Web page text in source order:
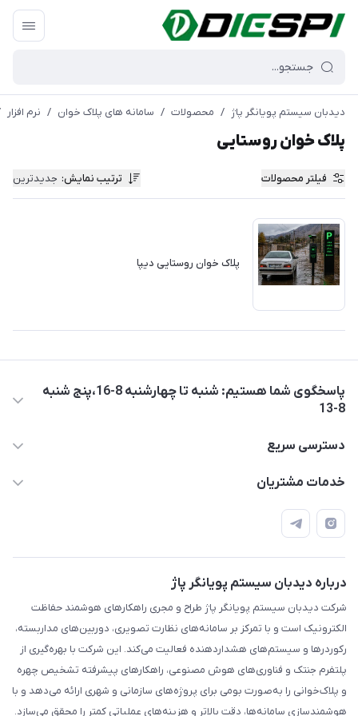
دیدبان سیستم پویانگر پاژ / محصولات / سامانه های پلاک خوان / نرم افزار
پلاک خوان روستایی
فیلتر محصولات ترتیب نمایش: جدیدترین
پلاک خوان روستایی دیپا
پاسخگوی شما هستیم: شنبه تا چهارشنبه 8-16،پنج شنبه
8-13
05137733300
چهارم، واحد14
دسترسی سریع
حساب کاربری
محصولات
درباره ما
خدمات مشتریان
قوانین و مقررات
حریم خصوصی
درباره دیدبان سیستم پویانگر پاژ
شرکت دیدبان سیستم پویانگر پاژ طراح و مجری راهکارهای هوشمند حفاظت
الکترونیک است و با تمرکز بر سامانه‌های نظارت تصویری، دوربین‌های مداربسته،
رکوردرها و سیستم‌های هشداردهنده فعالیت می‌کند. این شرکت با بهره‌گیری از
پلتفرم جنتک و فناوری‌های هوش مصنوعی، راهکارهای پیشرفته تشخیص چهره
و پلاک‌خوانی را به‌صورت بومی برای پروژه‌های سازمانی و شهری ارائه می‌دهد و با
هوشمندسازی سامانه‌ها، دقت بالاتر و هزینه‌های عملیاتی کمتر را محقق می‌سازد.